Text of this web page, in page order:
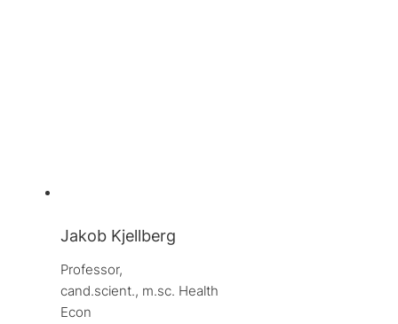
Jakob Kjellberg
Professor,
cand.scient., m.sc. Health
Econ